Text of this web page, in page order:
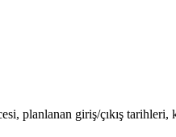
planlanan giriş/çıkış tarihleri,